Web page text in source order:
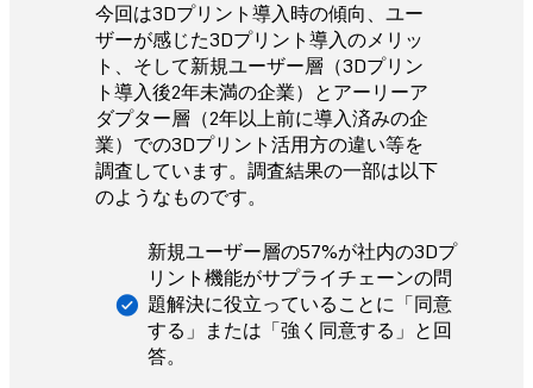
今回は3Dプリント導入時の傾向、ユー
ザーが感じた3Dプリント導入のメリッ
ト、そして新規ユーザー層（3Dプリン
ト導入後2年未満の企業）とアーリーア
ダプター層（2年以上前に導入済みの企
業）での3Dプリント活用方の違い等を
調査しています。調査結果の一部は以下
のようなものです。
新規ユーザー層の57%が社内の3Dプ
リント機能がサプライチェーンの問
題解決に役立っていることに「同意
する」または「強く同意する」と回
答。